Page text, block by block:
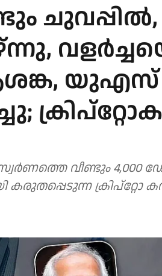
യുഎസ്
വീണ്ടും 4,000
ക്രിപ്‌റ്റോ